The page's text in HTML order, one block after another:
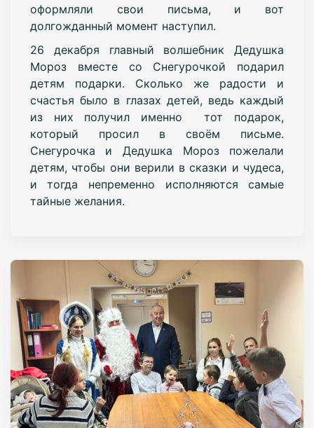
оформляли свои письма, и вот
долгожданный момент наступил.
26 декабря главный волшебник Дедушка
Мороз вместе со Снегурочкой подарил
детям подарки. Сколько же радости и
счастья было в глазах детей, ведь каждый
из них получил именно тот подарок,
который просил в своём письме.
Снегурочка и Дедушка Мороз пожелали
детям, чтобы они верили в сказки и чудеса,
и тогда непременно исполняются самые
тайные желания.